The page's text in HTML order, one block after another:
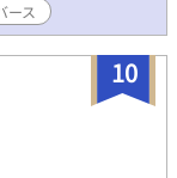
ース
10